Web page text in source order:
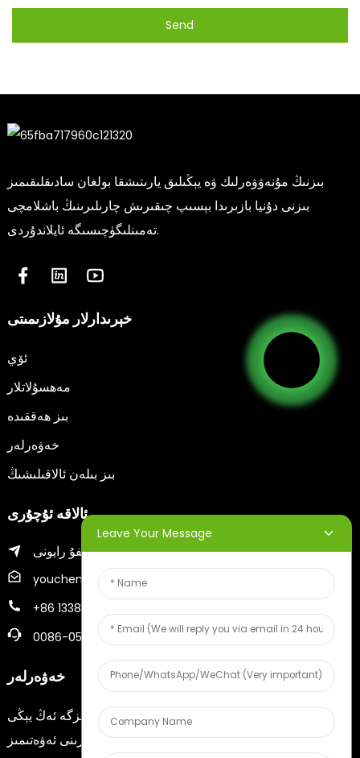
Send
بىزنىڭ مۇنەۋۋەرلىك ۋە يېڭىلىق يارىتىشقا بولغان سادىقلىقىمىز
بىزنى دۇنيا بازىرىدا بېسىپ چىقىرىش چارىلىرىنىڭ باشلامچى
تەمىنلىگۈچىسىگە ئايلاندۇردى.
خېرىدارلار مۇلازىمىتى
ئۆي
مەھسۇلاتلار
بىز ھەققىدە
خەۋەرلەر
بىز بىلەن ئالاقىلىشىڭ
ئالاقە ئۇچۇرى
يەنتەي شەھىرىنىڭ جىفۇ رايونى
youcheng@ytscreenprinter.com
+86 13386383930
0086-05356730996
خەۋەرلەر
ئېلېكترونلۇق پوچتا ئادرېسىڭىزنى كىرگۈزۈڭ، بىز سىزگە ئەڭ يېڭى
پىلان ئۇچۇرلىرىنى ئەۋەتىمىز.
Leave Your Message